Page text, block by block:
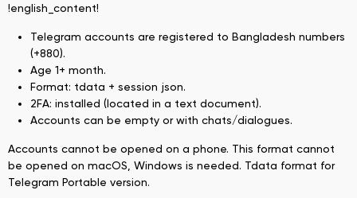
!english_content!
Telegram accounts are registered to Bangladesh numbers
(+880).
Age 1+ month.
Format: tdata + session json.
2FA: installed (located in a text document).
Accounts can be empty or with chats/dialogues.
Accounts cannot be opened on a phone. This format cannot
be opened on macOS, Windows is needed. Tdata format for
Telegram Portable version.